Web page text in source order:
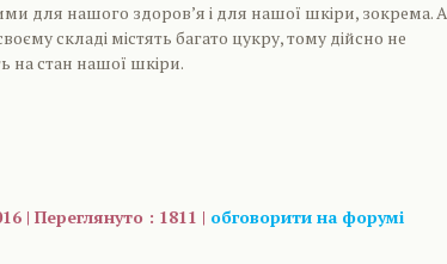
для нашого здоров’я і для нашої шкіри, зокрема.
складі містять багато цукру, тому дійсно не
стан нашої шкіри.
| Переглянуто : 1811 | обговорити на форумі